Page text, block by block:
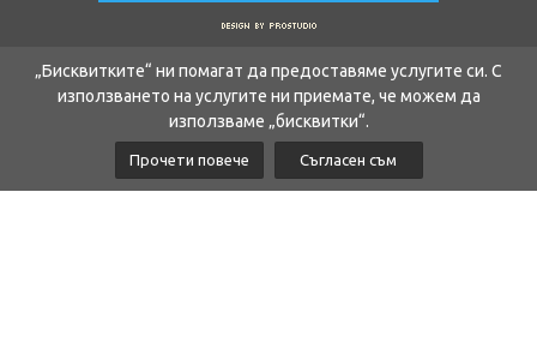
„Бисквитките“ ни помагат да предоставяме услугите си. С
използването на услугите ни приемате, че можем да
използваме „бисквитки“.
Прочети повече Съгласен съм